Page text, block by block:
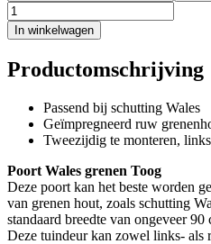
In winkelwagen
Productomschrijving
Passend bij schutting Wales
Geïmpregneerd ruw
Tweezijdig te monteren,
Poort Wales grenen Toog
Deze poort kan het beste worden
van grenen hout, zoals schutting
standaard breedte van ongeveer
Deze tuindeur kan zowel links- als